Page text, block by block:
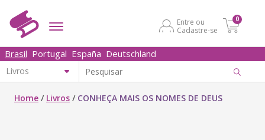
Entre ou
Cadastre-se
0
Brasil Portugal España Deutschland
Home / Livros / CONHEÇA MAIS OS NOMES DE DEUS